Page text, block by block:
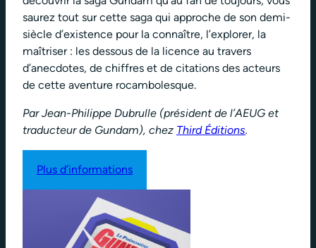
saurez tout sur cette saga qui approche de son demi-
siècle d’existence pour la connaître, l’explorer, la
maîtriser : les dessous de la licence au travers
d’anecdotes, de chiffres et de citations des acteurs
de cette aventure rocambolesque.
Par Jean-Philippe Dubrulle (président de l’AEUG et
traducteur de Gundam), chez Third Éditions.
Plus d’informations